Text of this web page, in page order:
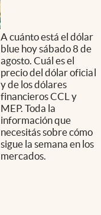
A cuánto está el dólar
blue hoy sábado 8 de
agosto. Cuál es el
precio del dólar oficial
y de los dólares
financieros CCL y
MEP. Toda la
información que
necesitás sobre cómo
sigue la semana en los
mercados.